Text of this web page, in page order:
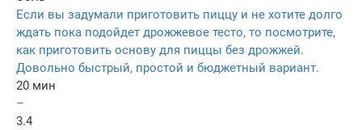
Если вы задумали приготовить пиццу и не хотите долго
ждать пока подойдет дрожжевое тесто, то посмотрите,
как приготовить основу для пиццы без дрожжей.
Довольно быстрый, простой и бюджетный вариант.
20 мин
–
3.4